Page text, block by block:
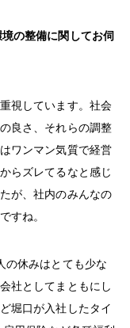
の整備に関してお伺
視しています。社会
良さ、それらの調整
ワンマン気質で経営
らズレてるなと感じ
が、社内のみんなの
すね。
の休みはとても少な
社としてまともにし
堀口が入社したタイ